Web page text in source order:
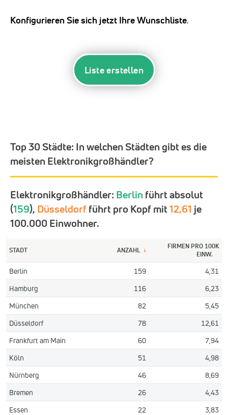
Konfigurieren Sie sich jetzt Ihre Wunschliste.
Liste erstellen
Top 30 Städte: In welchen Städten gibt es die
meisten Elektronikgroßhändler?
Elektronikgroßhändler: Berlin führt absolut
(159), Düsseldorfführt pro Kopf mit12,61 je
100.000 Einwohner.
STADT ANZAHL ↓
FIRMEN PRO 100K
EINW.
Berlin 159
4,31
Hamburg
116
6,23
München
82
5,45
Düsseldorf
78
12,61
Frankfurt am Main
60
7,94
Köln
51
4,98
Nürnberg
46
8,69
Bremen
26
4,43
Essen
22
3,83